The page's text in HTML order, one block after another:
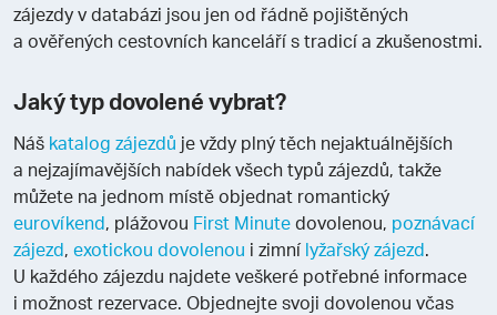
zájezdy v databázi jsou jen od řádně pojištěných
a ověřených cestovních kanceláří s tradicí a zkušenostmi.
Jaký typ dovolené vybrat?
Náš katalog zájezdů je vždy plný těch nejaktuálnějších
a nejzajímavějších nabídek všech typů zájezdů, takže
můžete na jednom místě objednat romantický
eurovíkend, plážovou First Minutedovolenou, poznávací
zájezd, exotickou dovolenou i zimní lyžařský zájezd.
U každého zájezdu najdete veškeré potřebné informace
i možnost rezervace. Objednejte svoji dovolenou včas